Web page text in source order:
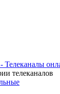
Телеканалы
телеканалов